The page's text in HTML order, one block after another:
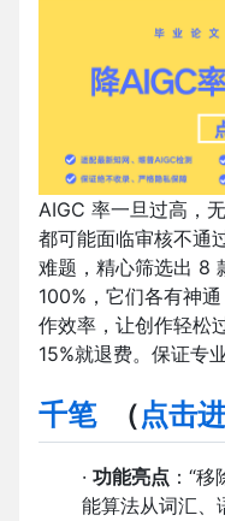
AIGC 率一旦过高，
都可能面临审核不通
难题，精心筛选出 8
100%，它们各有神
作效率，让创作轻松
15%就退费。保证专
千笔（点击
· 功能亮点 ：“
能算法从词汇、